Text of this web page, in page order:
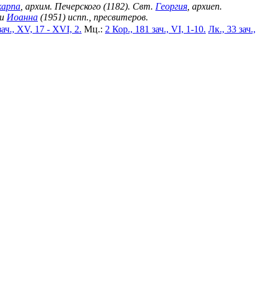
, архим. Печерского (1182). Свт. Георгия , архиеп.
Иоанна (1951) испп., пресвитеров.
XV, 17 - XVI, 2. Мц.: 2 Кор., 181 зач., VI, 1-10. Лк., 33 зач.,